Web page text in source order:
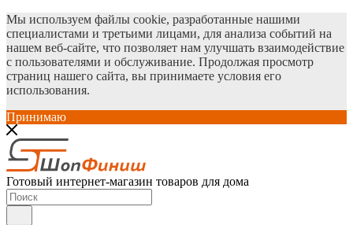
Мы используем файлы cookie, разработанные нашими
специалистами и третьими лицами, для анализа событий на
нашем веб-сайте, что позволяет нам улучшать взаимодействие
с пользователями и обслуживание. Продолжая просмотр
страниц нашего сайта, вы принимаете условия его
использования.
Принимаю
Готовый интернет-магазин товаров для дома